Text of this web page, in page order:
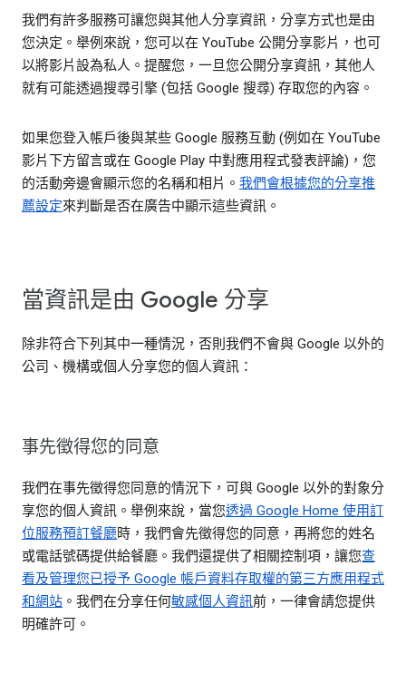
我們有許多服務可讓您與其他人分享資訊，分享方式也是由
您決定。舉例來說，您可以在 YouTube 公開分享影片，也可
以將影片設為私人。提醒您，一旦您公開分享資訊，其他人
就有可能透過搜尋引擎 (包括 Google 搜尋) 存取您的內容。
如果您登入帳戶後與某些 Google 服務互動 (例如在 YouTube
影片下方留言或在 Google Play 中對應用程式發表評論)，您
的活動旁邊會顯示您的名稱和相片。 我們會根據您的分享推
薦設定來判斷是否在廣告中顯示這些資訊。
當資訊是由 Google 分享
除非符合下列其中一種情況，否則我們不會與 Google 以外的
公司、機構或個人分享您的個人資訊：
事先徵得您的同意
我們在事先徵得您同意的情況下，可與 Google 以外的對象分
享您的個人資訊。舉例來說，當您透過 Google Home 使用訂
位服務預訂餐廳時，我們會先徵得您的同意，再將您的姓名
或電話號碼提供給餐廳。我們還提供了相關控制項，讓您查
看及管理您已授予 Google 帳戶資料存取權的第三方應用程式
和網站 。我們在分享任何敏感個人資訊前，一律會請您提供
明確許可。